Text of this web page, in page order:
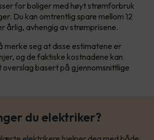
for boliger med høyt strømforbruk
Du kan omtrentlig spare mellom 12
årlig, avhengig av strømprisene.
merke seg at disse estimatene er
og de faktiske kostnadene kan
basert på gjennomsnittlige
du elektriker?